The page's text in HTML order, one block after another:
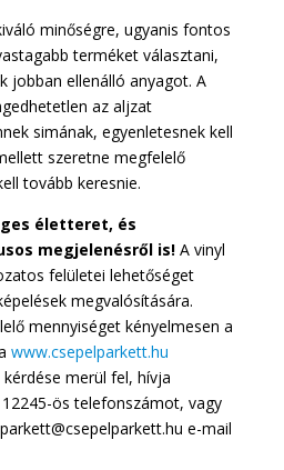
minőségre, ugyanis fontos
terméket választani,
jobban ellenálló anyagot. A
az aljzat
simának, egyenletesnek kell
szeretne megfelelő
tovább keresnie.
életteret, és
megjelenésről is! A vinyl
felületei lehetőséget
megvalósítására.
mennyiséget kényelmesen a
www.csepelparkett.hu
merül fel, hívja
ös telefonszámot, vagy
e-mail